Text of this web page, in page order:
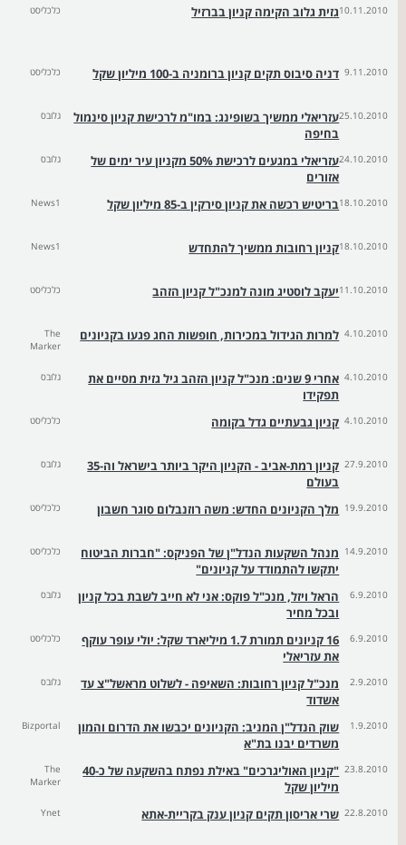
10.11.2010גזית גלוב הקימה קניון בברזיל כלכליסט
9.11.2010 דניה סיבוס תקים קניון ברומניה ב-100 מיליון שקל כלכליסט
25.10.2010עזריאלי ממשיך בשופינג: במו"מ לרכישת קניון סינמול
בחיפה
גלובס
24.10.2010
עזריאלי במגעים לרכישת 50% מקניון עיר ימים של
אזורים
גלובס
18.10.2010בריטיש רכשה את קניון סירקין ב-85 מיליון שקל News1
18.10.2010קניון רחובות ממשיך להתחדש News1
11.10.2010יעקב לוסטיג מונה למנכ"ל קניון הזהב כלכליסט
4.10.2010 למרות הגידול במכירות, חופשות החג פגעו בקניונים
The
Marker
4.10.2010
אחרי 9 שנים: מנכ"ל קניון הזהב גיל גזית מסיים את
תפקידו
גלובס
4.10.2010 קניון גבעתיים גדל בקומה כלכליסט
27.9.2010
קניון רמת-אביב - הקניון היקר ביותר בישראל וה-35
בעולם
גלובס
19.9.2010 מלך הקניונים החדש: משה רוזנבלום סוגר חשבון כלכליסט
14.9.2010 מנהל השקעות הנדל"ן של הפניקס: "חברות הביטוח
יתקשו להתמודד על קניונים"
כלכליסט
6.9.2010
הראל ויזל, מנכ"ל פוקס: אני לא חייב לשבת בכל קניון
ובכל מחיר
גלובס
6.9.2010
16 קניונים תמורת 1.7 מיליארד שקל: יולי עופר עוקף
את עזריאלי
כלכליסט
2.9.2010
מנכ"ל קניון רחובות: השאיפה - לשלוט מראשל"צ עד
אשדוד
גלובס
1.9.2010
שוק הנדל"ן המניב: הקניונים יכבשו את הדרום והמון
משרדים יבנו בת"א
Bizportal
23.8.2010
"קניון האוליגרכים" באילת נפתח בהשקעה של כ-40
מיליון שקל
The
Marker
22.8.2010 שרי אריסון תקים קניון ענק בקריית-אתא Ynet